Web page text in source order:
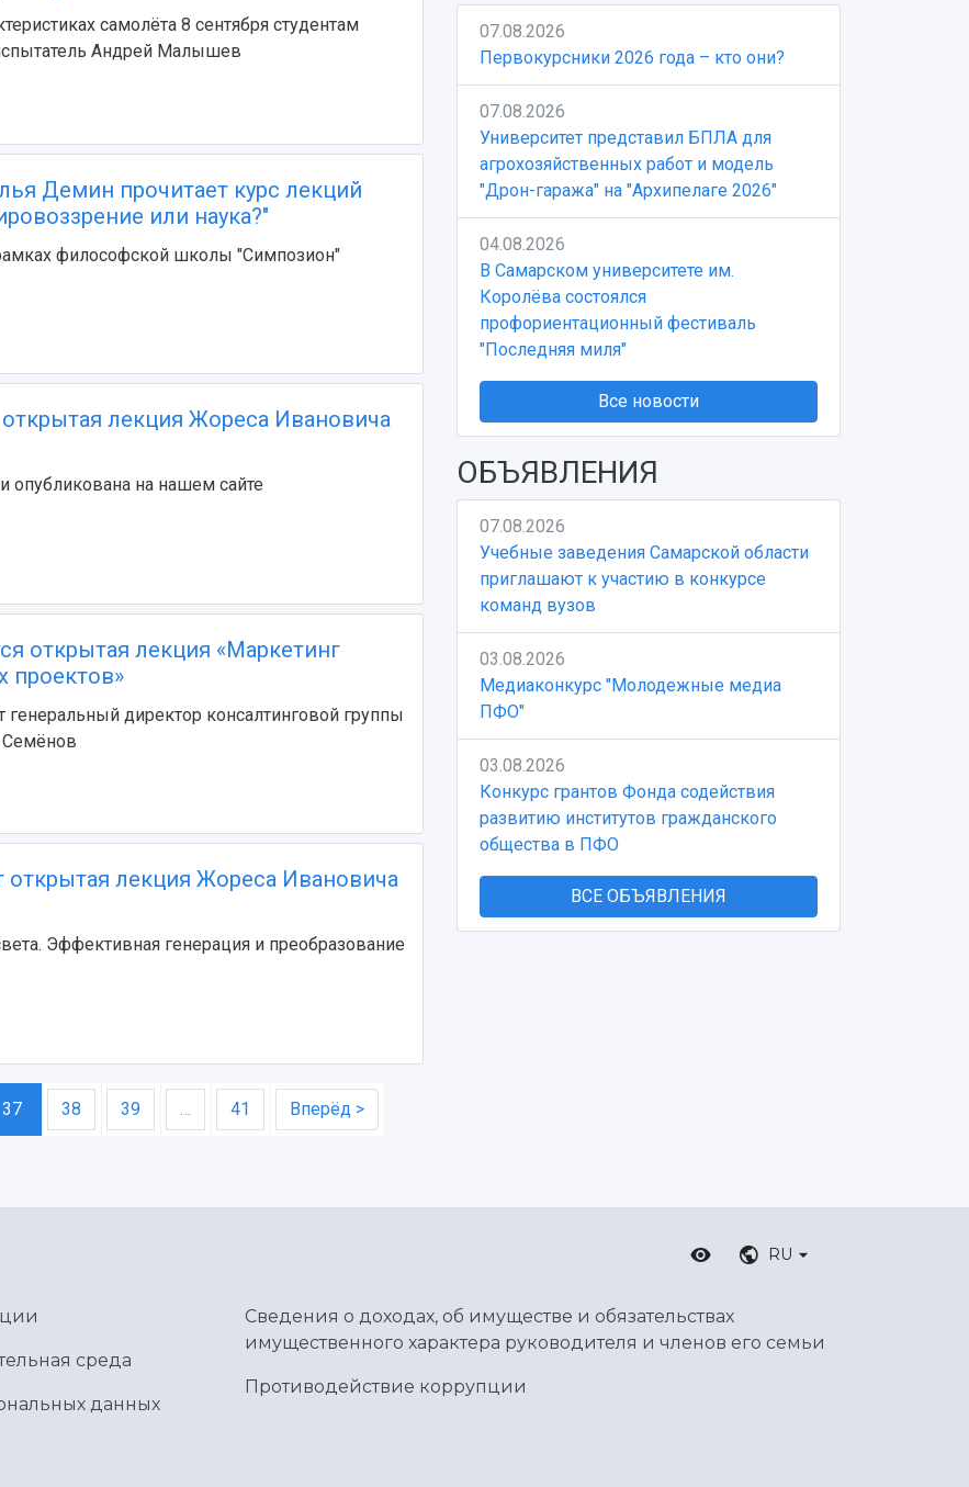
самолёта 8 сентября студентам
Андрей Малышев
Демин прочитает курс лекций
или наука?"
философской школы "Симпозион"
лекция Жореса Ивановича
опубликована на нашем сайте
открытая лекция «Маркетинг
проектов»
генеральный директор консалтинговой группы
Семёнов
открытая лекция Жореса Ивановича
Эффективная генерация и преобразование
37 38 39 41 Вперёд >
07.08.2026
Первокурсники 2026 года – кто они?
07.08.2026
Университет представил БПЛА для
агрохозяйственных работ и модель
"Дрон-гаража" на "Архипелаге 2026"
04.08.2026
В Самарском университете им.
Королёва состоялся
профориентационный фестиваль
"Последняя миля"
Все новости
ОБЪЯВЛЕНИЯ
07.08.2026
Учебные заведения Самарской области
приглашают к участию в конкурсе
команд вузов
03.08.2026
Медиаконкурс "Молодежные медиа
ПФО"
03.08.2026
Конкурс грантов Фонда содействия
развитию институтов гражданского
общества в ПФО
ВСЕ ОБЪЯВЛЕНИЯ
RU
среда
данных
Сведения о доходах, об имуществе и обязательствах
имущественного характера руководителя и членов его семьи
Противодействие коррупции